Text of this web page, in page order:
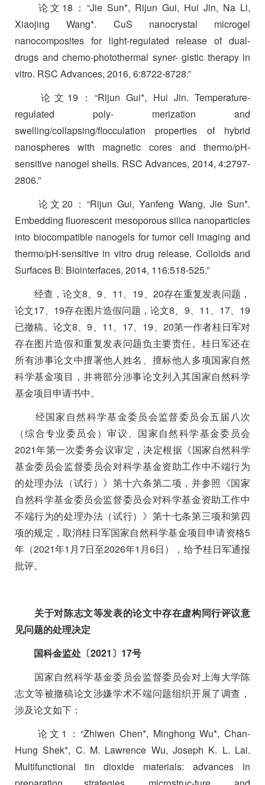
论文 18 ： “Jie Sun*, Rijun Gui, Hui Jin, Na Li,
Xiaojing Wang*. CuS nanocrystal microgel
nanocomposites for light-regulated release of dual-
drugs and chemo-photothermal syner- gistic therapy in
vitro. RSC Advances, 2016, 6:8722-8728.”
论文 19 ：“Rijun Gui*, Hui Jin. Temperature-
regulated poly- merization and
swelling/collapsing/flocculation properties of hybrid
nanospheres with magnetic cores and thermo/pH-
sensitive nanogel shells. RSC Advances, 2014, 4:2797-
2806.”
论文 20 ： “Rijun Gui, Yanfeng Wang, Jie Sun*.
Embedding fluorescent mesoporous silica nanoparticles
into biocompatible nanogels for tumor cell imaging and
thermo/pH-sensitive in vitro drug release. Colloids and
Surfaces B: Biointerfaces, 2014, 116:518-525.”
经查，论文8、9、 11 、 19、 20存在重复发表问题，
论文17、 19存在图片造假问题，论文8、 9、 11 、 17、 19
已撤稿。论文8、9、 11 、 17、 19、 20第一作者桂日军对
存在图片造假和重复发表问题负主要责任。桂日军还在
所有涉事论文中擅署他人姓名、擅标他人多项国家自然
科学基金项目，并将部分涉事论文列入其国家自然科学
基金项目申请书中。
经国家自然科学基金委员会监督委员会五届八次
（综合专业委员会）审议、国家自然科学基金委员会
2021年第一次委务会议审定，决定根据《国家自然科学
基金委员会监督委员会对科学基金资助工作中不端行为
的处理办法（试行）》第十六条第二项，并参照《国家
自然科学基金委员会监督委员会对科学基金资助工作中
不端行为的处理办法（试行）》第十七条第三项和第四
项的规定，取消桂日军国家自然科学基金项目申请资格5
年（2021年1 月7日至2026年1 月6日），给予桂日军通报
批评。
关于对陈志文等发表的论文中存在虚构同行评议意
见问题的处理决定
国科金监处〔2021 〕 17号
国家自然科学基金委员会监督委员会对上海大学陈
志文等被撤稿论文涉嫌学术不端问题组织开展了调查，
涉及论文如下：
论文 1 ：“Zhiwen Chen*, Minghong Wu*, Chan-
Hung Shek*, C. M. Lawrence Wu, Joseph K. L. Lai.
Multifunctional tin dioxide materials: advances in